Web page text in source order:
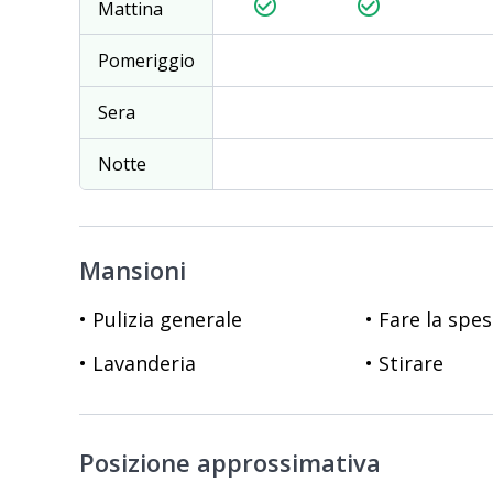
Mattina
check_circle_outline check_circle_outline
Pomeriggio
Sera
Notte
Mansioni
• Pulizia generale • Fare la
• Lavanderia
• Stirare
Posizione approssimativa